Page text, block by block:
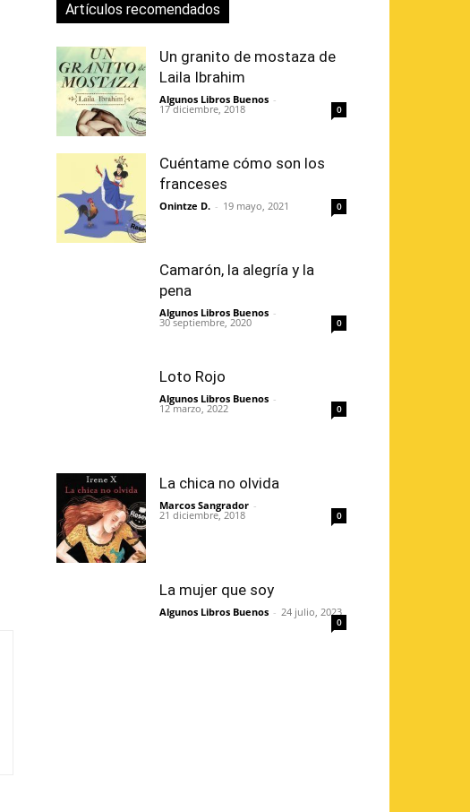
Artículos recomendados
Un granito de mostaza de
Laila Ibrahim
Algunos Libros Buenos -
17 diciembre, 2018 0
Cuéntame cómo son los
franceses
Onintze D. - 19 mayo, 2021 0
Camarón, la alegría y la
pena
Algunos Libros Buenos -
30 septiembre, 2020 0
Loto Rojo
Algunos Libros Buenos -
12 marzo, 2022 0
La chica no olvida
Marcos Sangrador -
21 diciembre, 2018 0
La mujer que soy
Algunos Libros Buenos - 24 julio, 2023
0